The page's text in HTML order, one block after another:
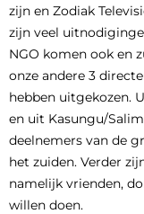
zijn en Zodiak
zijn veel
NGO komen ook en
onze andere 3
hebben uitgekozen.
en uit Kasungu/
deelnemers van de
het zuiden. Verder
namelijk vrienden,
willen doen.